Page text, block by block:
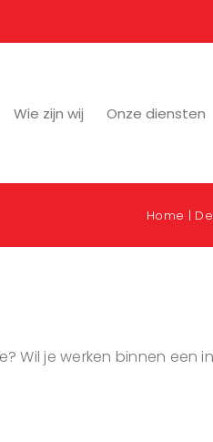
Wie zijn wij Onze diensten
Home
Wil je werken binnen een